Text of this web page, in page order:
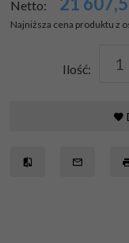
Netto:
Najniższa cena produktu z
Ilość: